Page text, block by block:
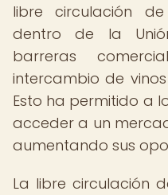
libre circulación
dentro de la
barreras
intercambio de
Esto ha permitido a
acceder a un
aumentando sus
La libre circulación